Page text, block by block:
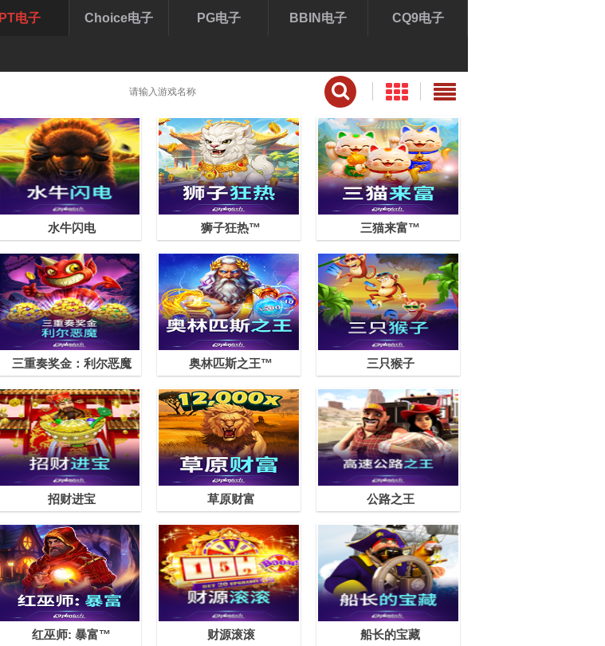
PT电子 Choice电子 PG电子 BBIN电子 CQ9电子
水牛闪电 狮子狂热™ 三猫来富™
三重奏奖金：利尔恶魔 奥林匹斯之王™ 三只猴子
招财进宝 草原财富 公路之王
红巫师: 暴富™ 财源滚滚 船长的宝藏